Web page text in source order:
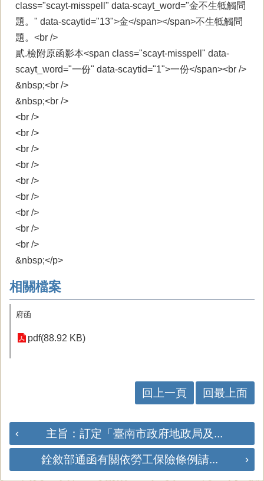
class="scayt-misspell" data-scayt_word="金不生牴觸問
題。" data-scaytid="13">金</span></span>不生牴觸問
題。<br />
貳.檢附原函影本<span class="scayt-misspell" data-
scayt_word="一份" data-scaytid="1">一份</span><br />
&nbsp;<br />
&nbsp;<br />
<br />
<br />
<br />
<br />
<br />
<br />
<br />
<br />
<br />
&nbsp;</p>
相關檔案
府函
pdf(88.92 KB)
回上一頁 回最上面
主旨：訂定「臺南市政府地政局及...
銓敘部通函有關依勞工保險條例請...